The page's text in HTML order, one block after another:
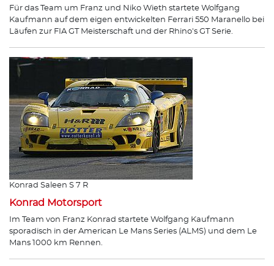
Für das Team um Franz und Niko Wieth startete Wolfgang
Kaufmann auf dem eigen entwickelten Ferrari 550 Maranello bei
Läufen zur FIA GT Meisterschaft und der Rhino's GT Serie.
Konrad Saleen S 7 R
Konrad Motorsport
Im Team von Franz Konrad startete Wolfgang Kaufmann
sporadisch in der American Le Mans Series (ALMS) und dem Le
Mans 1000 km Rennen.